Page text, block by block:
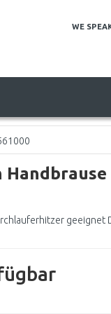
WE
geeignet